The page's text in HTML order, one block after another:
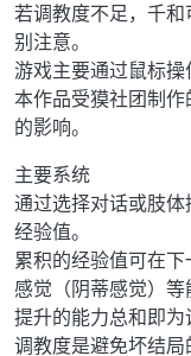
若调教度不足，千
别注意。
游戏主要通过鼠标操
本作品受獏社团制
的影响。
主要系统
通过选择对话或肢
经验值。
累积的经验值可在
感觉（阴蒂感觉）等
提升的能力总和即为
调教度是避免坏结局